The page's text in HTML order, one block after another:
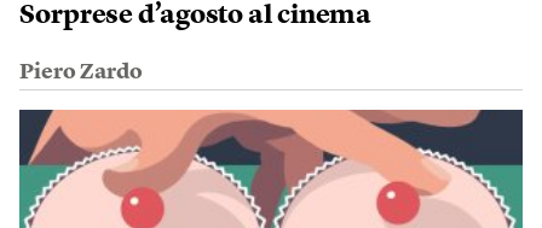
Sorprese d’agosto al cinema
Piero Zardo